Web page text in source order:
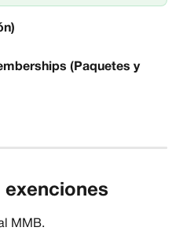
(Paquetes y
exenciones
MMB.